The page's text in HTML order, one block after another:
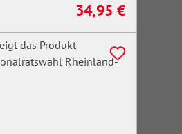
Regulärer Preis:
34,95 €